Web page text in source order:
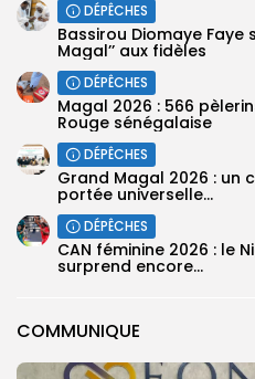
COMMUNIQUE
DÉPÊCHES
Bassirou Diomaye Faye
Magal’’ aux fidèles
DÉPÊCHES
Magal 2026 : 566
Rouge sénégalaise
DÉPÊCHES
Grand Magal 2026 : un
portée universelle...
DÉPÊCHES
‎CAN féminine 2026 : le
surprend encore...